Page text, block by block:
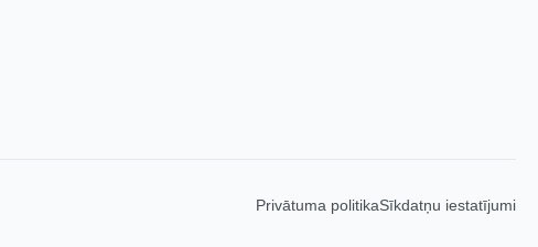
Privātuma politikaSīkdatņu iestatījumi